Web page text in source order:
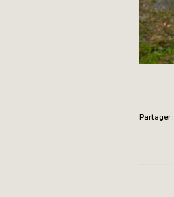
Partager :